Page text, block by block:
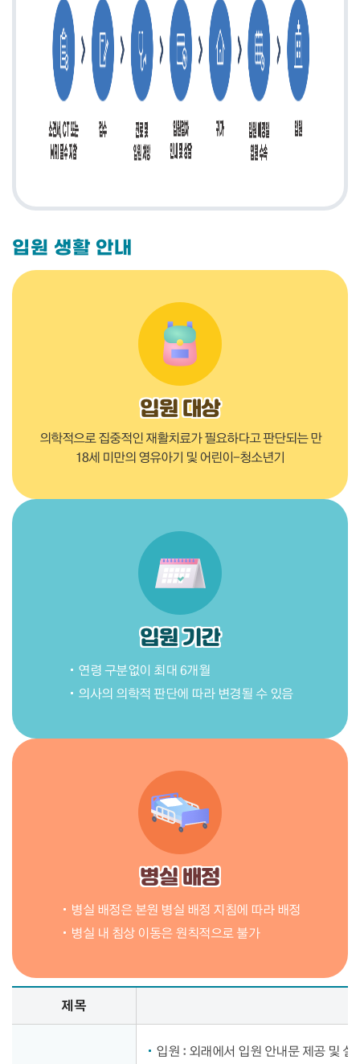
입원 생활 안내
입원 대상
의학적으로 집중적인 재활치료가 필요하다고 판단되는 만
18세 미만의 영유아기 및 어린이-청소년기
입원 기간
연령 구분없이 최대 6개월
의사의 의학적 판단에 따라 변경될 수 있음
병실 배정
병실 배정은 본원 병실 배정 지침에 따라 배정
병실 내 침상 이동은 원칙적으로 불가
제목
입원 : 외래에서 입원 안내문 제공 및 설